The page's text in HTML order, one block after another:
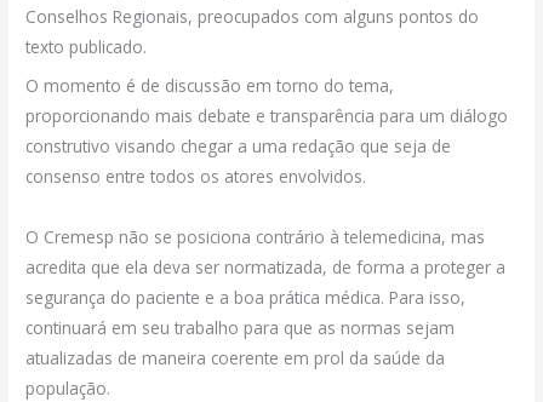
Conselhos Regionais, preocupados com alguns pontos do
texto publicado.
O momento é de discussão em torno do tema,
proporcionando mais debate e transparência para um diálogo
construtivo visando chegar a uma redação que seja de
consenso entre todos os atores envolvidos.
O Cremesp não se posiciona contrário à telemedicina, mas
acredita que ela deva ser normatizada, de forma a proteger a
segurança do paciente e a boa prática médica. Para isso,
continuará em seu trabalho para que as normas sejam
atualizadas de maneira coerente em prol da saúde da
população.